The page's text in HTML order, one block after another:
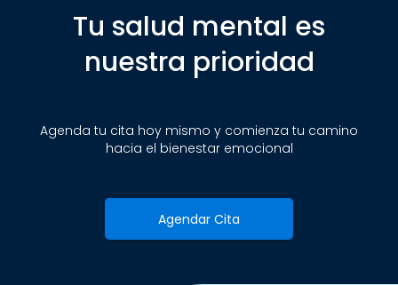
Tu salud mental es
nuestra prioridad
Agenda tu cita hoy mismo y comienza tu camino
hacia el bienestar emocional
Agendar Cita